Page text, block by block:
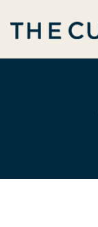
The Cup Cafe